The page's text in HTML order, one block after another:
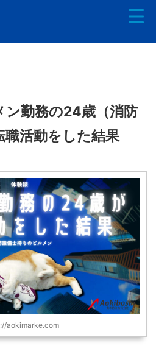
ン勤務の24歳（消防
職活動をした結果
aokimarke.com